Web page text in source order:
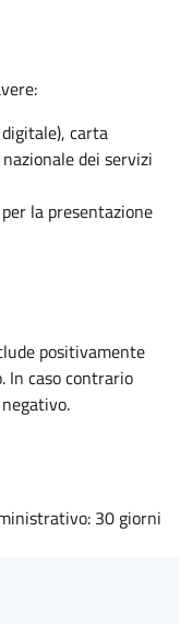
carta
dei servizi
la presentazione
positivamente
In caso contrario
30 giorni